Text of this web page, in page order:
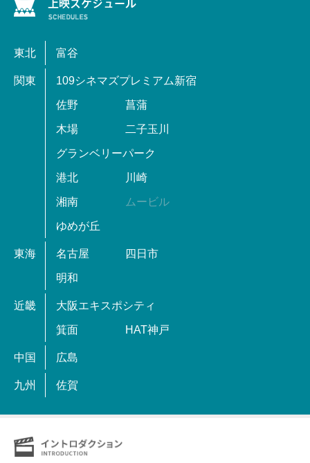
東北 富谷
関東 109シネマズプレミアム新宿
佐野 菖蒲
木場 二子玉川
グランベリーパーク
港北 川崎
湘南 ムービル
ゆめが丘
東海 名古屋 四日市
明和
近畿 大阪エキスポシティ
箕面 HAT神戸
中国 広島
九州 佐賀